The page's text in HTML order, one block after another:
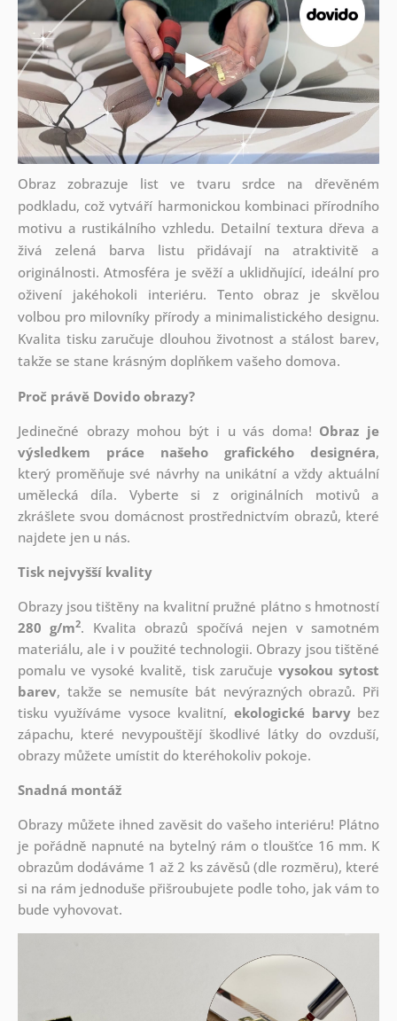
Obraz zobrazuje list ve tvaru srdce na dřevěném
podkladu, což vytváří harmonickou kombinaci přírodního
motivu a rustikálního vzhledu. Detailní textura dřeva a
živá zelená barva listu přidávají na atraktivitě a
originálnosti. Atmosféra je svěží a uklidňující, ideální pro
oživení jakéhokoli interiéru. Tento obraz je skvělou
volbou pro milovníky přírody a minimalistického designu.
Kvalita tisku zaručuje dlouhou životnost a stálost barev,
takže se stane krásným doplňkem vašeho domova.
Proč právě Dovido obrazy?
Jedinečné obrazy mohou být i u vás doma! Obraz je
výsledkem práce našeho grafického designéra,
který proměňuje své návrhy na unikátní a vždy aktuální
umělecká díla. Vyberte si z originálních motivů a
zkrášlete svou domácnost prostřednictvím obrazů, které
najdete jen u nás.
Tisk nejvyšší kvality
Obrazy jsou tištěny na kvalitní pružné plátno s hmotností
280 g/m2. Kvalita obrazů spočívá nejen v samotném
materiálu, ale i v použité technologii. Obrazy jsou tištěné
pomalu ve vysoké kvalitě, tisk zaručuje vysokou sytost
barev, takže se nemusíte bát nevýrazných obrazů. Při
tisku využíváme vysoce kvalitní,ekologické barvybez
zápachu, které nevypouštějí škodlivé látky do ovzduší,
obrazy můžete umístit do kteréhokoliv pokoje.
Snadná montáž
Obrazy můžete ihned zavěsit do vašeho interiéru! Plátno
je pořádně napnuté na bytelný rám o tloušťce 16 mm. K
obrazům dodáváme 1 až 2 ks závěsů (dle rozměru), které
si na rám jednoduše přišroubujete podle toho, jak vám to
bude vyhovovat.